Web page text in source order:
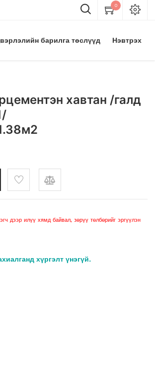
0
барилга төслүүд Нэвтрэх
хавтан /галд
дээр илүү хямд байвал, зөрүү төлбөрийг эргүүлэн
хүргэлт үнэгүй.